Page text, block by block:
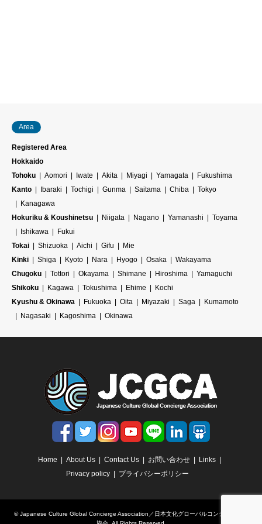
Area
Registered Area
Hokkaido
Tohoku
Aomori Iwate Akita Miyagi Yamagata
Fukushima
Kanto
Ibaraki Tochigi Gunma Saitama Chiba
Tokyo
Kanagawa
Hokuriku & Koushinetsu
Niigata Nagano Yamanashi
Toyama
Ishikawa
Fukui
Tokai
Shizuoka Aichi Gifu
Mie
Kinki
Shiga Kyoto Nara Hyogo Osaka
Wakayama
Chugoku
Tottori Okayama Shimane Hiroshima
Yamaguchi
Shikoku
Kagawa Tokushima Ehime
Kochi
Kyushu & Okinawa
Fukuoka Oita Miyazaki Saga
Kumamoto
Nagasaki
Kagoshima Okinawa
Home About Us Contact Us お問い合わせ
Links
Privacy policy
プライバシーポリシー
©Japanese Culture Global Concierge Association／日本文化グローバルコンシェルジュ